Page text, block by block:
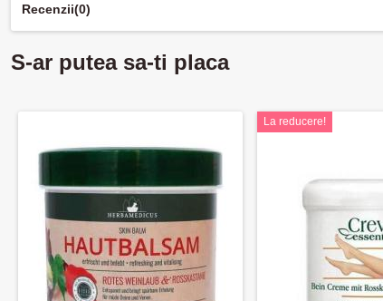
Recenzii(0)
S-ar putea sa-ti placa
La reducere!